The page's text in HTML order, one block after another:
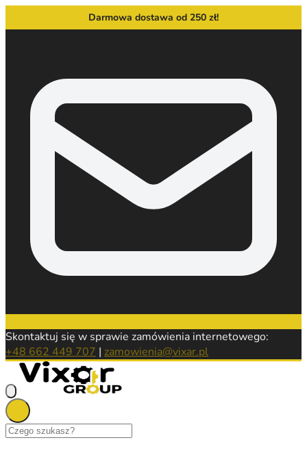
Darmowa dostawa od 250 zł!
Skontaktuj się w sprawie zamówienia internetowego:
+48 662 449 707 | zamowienia@vixar.pl